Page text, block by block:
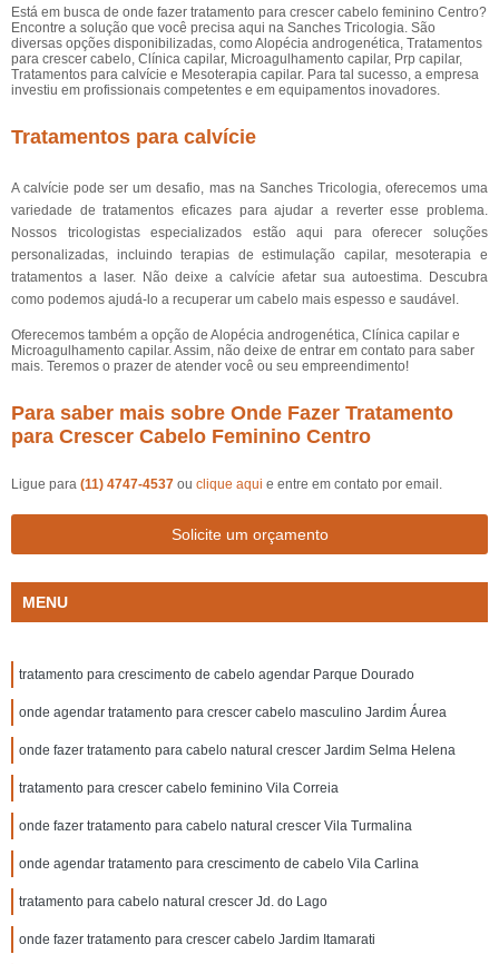
Está em busca de onde fazer tratamento para crescer cabelo feminino Centro?
Encontre a solução que você precisa aqui na Sanches Tricologia. São
diversas opções disponibilizadas, como Alopécia androgenética, Tratamentos
para crescer cabelo, Clínica capilar, Microagulhamento capilar, Prp capilar,
Tratamentos para calvície e Mesoterapia capilar. Para tal sucesso, a empresa
investiu em profissionais competentes e em equipamentos inovadores.
Tratamentos para calvície
A calvície pode ser um desafio, mas na Sanches Tricologia, oferecemos uma
variedade de tratamentos eficazes para ajudar a reverter esse problema.
Nossos tricologistas especializados estão aqui para oferecer soluções
personalizadas, incluindo terapias de estimulação capilar, mesoterapia e
tratamentos a laser. Não deixe a calvície afetar sua autoestima. Descubra
como podemos ajudá-lo a recuperar um cabelo mais espesso e saudável.
Oferecemos também a opção de Alopécia androgenética, Clínica capilar e
Microagulhamento capilar. Assim, não deixe de entrar em contato para saber
mais. Teremos o prazer de atender você ou seu empreendimento!
Para saber mais sobre Onde Fazer Tratamento
para Crescer Cabelo Feminino Centro
Ligue para (11) 4747-4537 ou clique aqui e entre em contato por email.
Solicite um orçamento
MENU
tratamento para crescimento de cabelo agendar Parque Dourado
onde agendar tratamento para crescer cabelo masculino Jardim Áurea
onde fazer tratamento para cabelo natural crescer Jardim Selma Helena
tratamento para crescer cabelo feminino Vila Correia
onde fazer tratamento para cabelo natural crescer Vila Turmalina
onde agendar tratamento para crescimento de cabelo Vila Carlina
tratamento para cabelo natural crescer Jd. do Lago
onde fazer tratamento para crescer cabelo Jardim Itamarati